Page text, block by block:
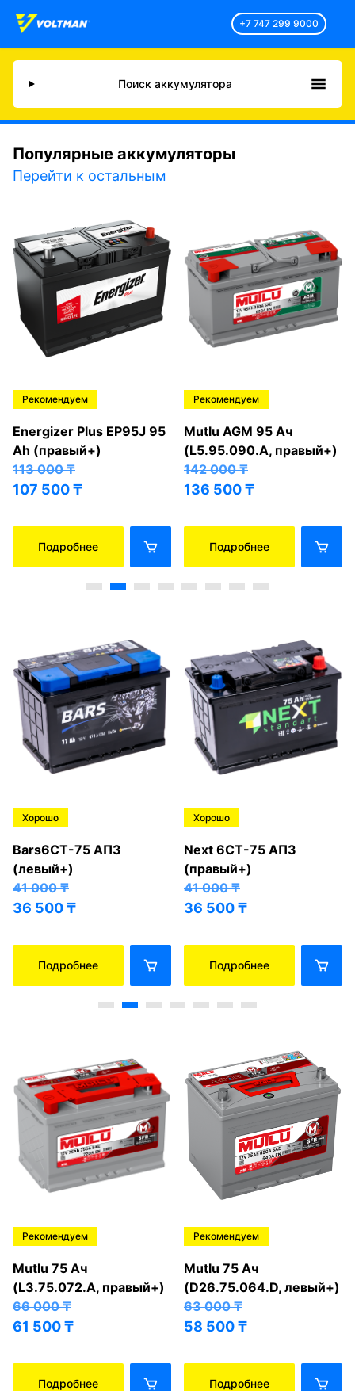
+7 747 299 9000
Поиск аккумулятора
Популярные аккумуляторы
Перейти к остальным
Рекомендуем
Energizer Plus EP95J 95
Ah (правый+)
113 000₸
107 500₸
Подробнее
Рекомендуем
Mutlu AGM 95 Ач
(L5.95.090.A, правый+)
142 000₸
136 500₸
Подробнее
Хорошо
Bars6СТ-75 АПЗ
(левый+)
41 000₸
36 500₸
Подробнее
Хорошо
Next 6СТ-75 АПЗ
(правый+)
41 000₸
36 500₸
Подробнее
Рекомендуем
Mutlu 75 Ач
(L3.75.072.A, правый+)
66 000₸
61 500₸
Подробнее
Рекомендуем
Mutlu 75 Ач
(D26.75.064.D, левый+)
63 000₸
58 500₸
Подробнее